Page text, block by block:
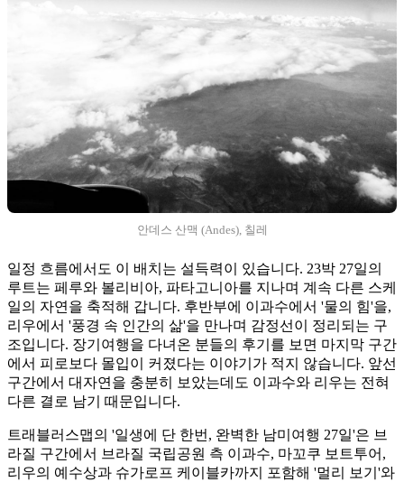
안데스 산맥 (Andes), 칠레
일정 흐름에서도 이 배치는 설득력이 있습니다. 23박 27일의
루트는 페루와 볼리비아, 파타고니아를 지나며 계속 다른 스케
일의 자연을 축적해 갑니다. 후반부에 이과수에서 '물의 힘'을,
리우에서 '풍경 속 인간의 삶'을 만나며 감정선이 정리되는 구
조입니다. 장기여행을 다녀온 분들의 후기를 보면 마지막 구간
에서 피로보다 몰입이 커졌다는 이야기가 적지 않습니다. 앞선
구간에서 대자연을 충분히 보았는데도 이과수와 리우는 전혀
다른 결로 남기 때문입니다.
트래블러스맵의 '일생에 단 한번, 완벽한 남미여행 27일'은 브
라질 구간에서 브라질 국립공원 측 이과수, 마꼬쿠 보트투어,
리우의 예수상과 슈가로프 케이블카까지 포함해 '멀리 보기'와